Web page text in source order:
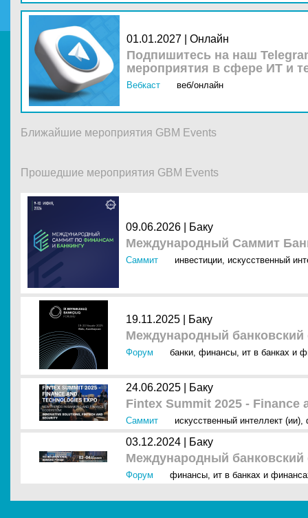
01.01.2027 | Онлайн
Подпишитесь на наш
мероприятия в сфере ИТ и
Вебкаст веб/онлайн
Ближайшие мероприятия GBM Events
Прошедшие мероприятия GBM Events
09.06.2026 | Баку
Международный Cаммит
Саммит инвестиции, искусственный
19.11.2025 | Баку
Международный банковский
Форум банки, финансы, ит в банках и
24.06.2025 | Баку
Fintex Summit 2025 - Finance
Саммит искусственный интеллект (ии),
03.12.2024 | Баку
Международный банковский
Форум финансы, ит в банках и